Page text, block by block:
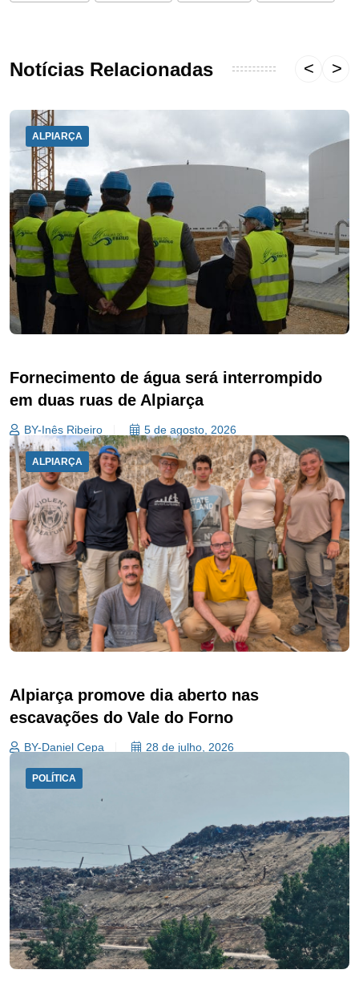
Notícias Relacionadas
ALPIARÇA
Fornecimento de água será interrompido
em duas ruas de Alpiarça
BY-Inês Ribeiro 5 de agosto, 2026
ALPIARÇA
Alpiarça promove dia aberto nas
escavações do Vale do Forno
BY-Daniel Cepa 28 de julho, 2026
POLÍTICA